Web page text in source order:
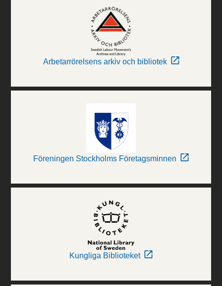
Arbetarrörelsens arkiv och bibliotek
Föreningen Stockholms Företagsminnen
Kungliga Biblioteket